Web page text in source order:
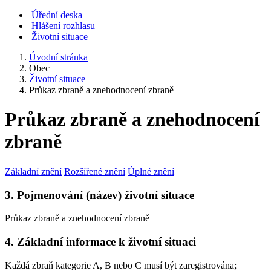
Úřední deska
Hlášení rozhlasu
Životní situace
Úvodní stránka
Obec
Životní situace
Průkaz zbraně a znehodnocení zbraně
Průkaz zbraně a znehodnocení
zbraně
Základní znění Rozšířené znění Úplné znění
3. Pojmenování (název) životní situace
Průkaz zbraně a znehodnocení zbraně
4. Základní informace k životní situaci
Každá zbraň kategorie A, B nebo C musí být zaregistrována;